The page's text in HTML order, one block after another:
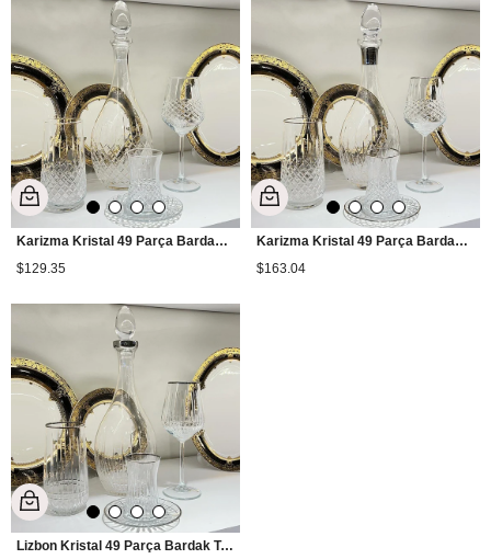
Karizma Kristal 49 Parça Bardak Takımı - Sade
$129.35
Karizma Kristal 49 Parça Bardak Takımı - Platin
$163.04
Lizbon Kristal 49 Parça Bardak Takımı - Platin